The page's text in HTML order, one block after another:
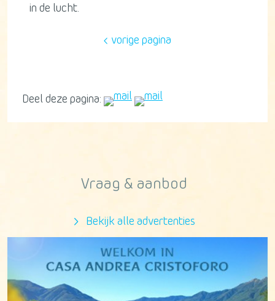
in de lucht.
vorige pagina
Deel deze pagina:
Vraag & aanbod
Bekijk alle advertenties